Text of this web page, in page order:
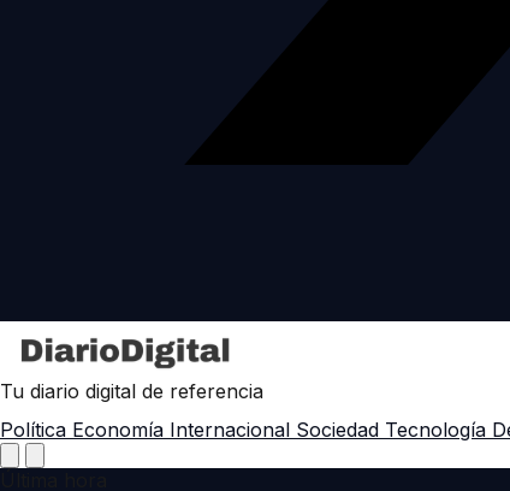
Tu diario digital de referencia
Política Economía Internacional Sociedad Tecnología